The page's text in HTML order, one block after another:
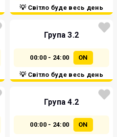
💡 Світло буде весь день
Група 3.2
00:00 - 24:00 ON
💡 Світло буде весь день
Група 4.2
00:00 - 24:00 ON